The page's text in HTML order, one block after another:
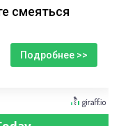
смеяться
Подробнее >>